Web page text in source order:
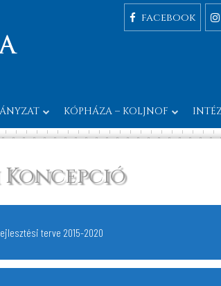
facebook
KÓPHÁZA – KOLJNOF
terve 2015-2020